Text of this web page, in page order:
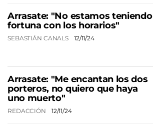
Arrasate: "No estamos teniendo
fortuna con los horarios"
SEBASTIÁN CANALS 12/11/24
Arrasate: "Me encantan los dos
porteros, no quiero que haya
uno muerto"
REDACCIÓN 12/11/24